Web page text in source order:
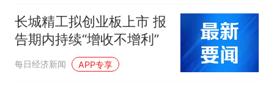
长城精工拟创业板上市 报
告期内持续“增收不增利”
每日经济新闻 APP专享